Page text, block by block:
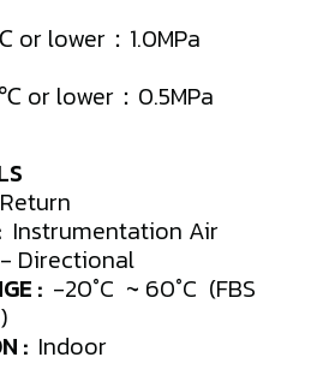
or lower：1.0MPa
or lower：0.5MPa
Instrumentation Air
Directional
: -20°C ~ 60°C (FBS
: Indoor